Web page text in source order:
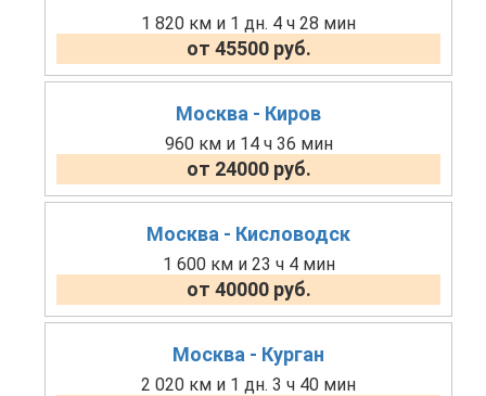
1 820 км и 1 дн. 4 ч 28 мин
от 45500 руб.
Москва - Киров
960 км и 14 ч 36 мин
от 24000 руб.
Москва - Кисловодск
1 600 км и 23 ч 4 мин
от 40000 руб.
Москва - Курган
2 020 км и 1 дн. 3 ч 40 мин